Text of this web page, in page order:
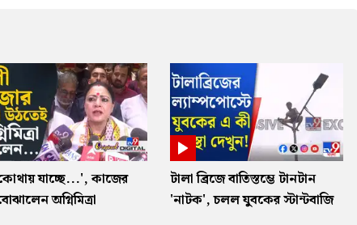
যাচ্ছে...', কাজের
অগ্নিমিত্রা
টালা ব্রিজে বাতিস্তম্ভে টানটান
'নাটক', চলল যুবকের স্টান্টবাজি